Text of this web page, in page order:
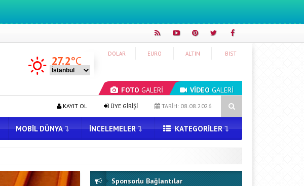
FOTO GALERİ VİDEO GALERİ
DOLAR EURO ALTIN BIST
27.2°C
Yapay Zeka Destekli Saat Tasarımları Geliyor Google Messages’a Yeni Uzun Basma
TARİH: 08.08.2026
ÜYE GİRİŞİ
KAYIT OL
MOBIL DÜNYA İNCELEMELER KATEGORILER
Sponsorlu Bağlantılar